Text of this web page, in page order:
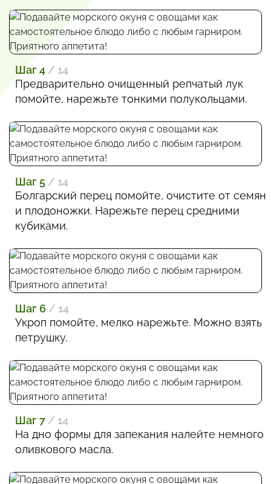
Шаг 4 / 14
Предварительно очищенный репчатый лук
помойте, нарежьте тонкими полукольцами.
Шаг 5 / 14
Болгарский перец помойте, очистите от семян
и плодоножки. Нарежьте перец средними
кубиками.
Шаг 6 / 14
Укроп помойте, мелко нарежьте. Можно взять
петрушку.
Шаг 7 / 14
На дно формы для запекания налейте немного
оливкового масла.